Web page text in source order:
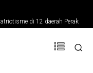
di 12 daerah Perak